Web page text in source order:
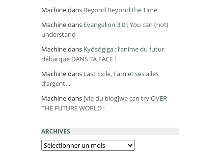
Machinedans Beyond Beyond the Time~
Machinedans Evangelion 3.0 : You can (not)
understand
Machinedans Kyôsôgiga : l’anime du futur
débarque DANS TA FACE !
Machinedans Last Exile, Fam et ses ailes
d’argent…
Machinedans [vie du blog]we can try OVER
THE FUTURE WORLD !
ARCHIVES
Archives